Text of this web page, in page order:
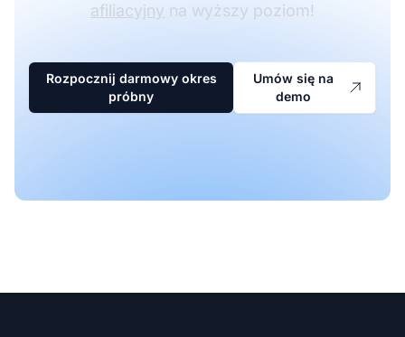
afiliacyjny na wyższy poziom!
Rozpocznij darmowy okres
próbny
Umów się na
demo